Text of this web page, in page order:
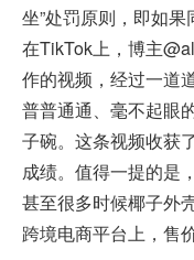
坐”处罚原则，即如
在TikTok上，博主
作的视频，经过一道
普普通通、毫不起眼
子碗。这条视频收获
成绩。值得一提的是
甚至很多时候椰子外
跨境电商平台上，售